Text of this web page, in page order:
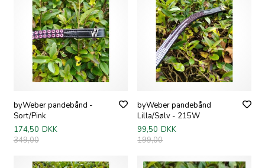
byWeber pandebånd -
Sort/Pink
174,50 DKK
349,00
byWeber pandebånd
Lilla/Sølv - 215W
99,50 DKK
199,00